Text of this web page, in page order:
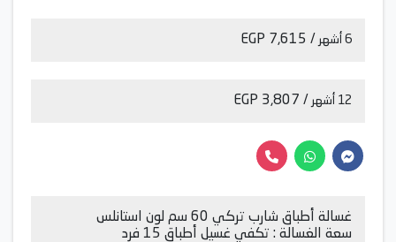
6 أشهر / 7,615 EGP
12 أشهر / 3,807 EGP
غسالة أطباق شارب تركي 60 سم لون استانلس
سعة الغسالة : تكفي غسيل أطباق 15 فرد